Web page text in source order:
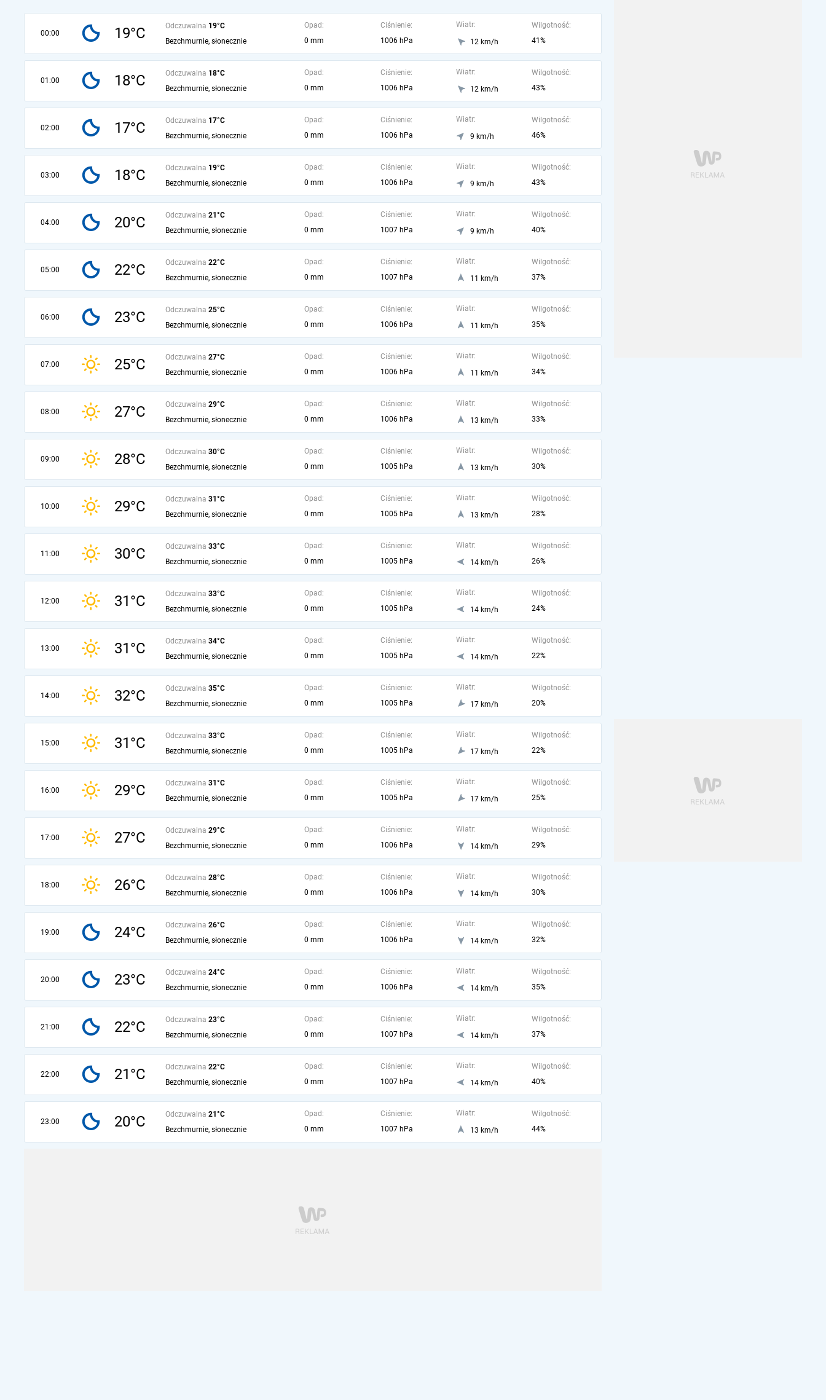
00:00 19°C Odczuwalna 19°C
Bezchmurnie, słonecznie
Opad:
0 mm
Ciśnienie:
1006 hPa
Wiatr:
12 km/h
Wilgotność:
41%
01:00 18°C Odczuwalna 18°C
Bezchmurnie, słonecznie
Opad:
0 mm
Ciśnienie:
1006 hPa
Wiatr:
12 km/h
Wilgotność:
43%
02:00 17°C Odczuwalna 17°C
Bezchmurnie, słonecznie
Opad:
0 mm
Ciśnienie:
1006 hPa
Wiatr:
9 km/h
Wilgotność:
46%
03:00 18°C Odczuwalna 19°C
Bezchmurnie, słonecznie
Opad:
0 mm
Ciśnienie:
1006 hPa
Wiatr:
9 km/h
Wilgotność:
43%
04:00 20°C Odczuwalna 21°C
Bezchmurnie, słonecznie
Opad:
0 mm
Ciśnienie:
1007 hPa
Wiatr:
9 km/h
Wilgotność:
40%
05:00 22°C Odczuwalna 22°C
Bezchmurnie, słonecznie
Opad:
0 mm
Ciśnienie:
1007 hPa
Wiatr:
11 km/h
Wilgotność:
37%
06:00 23°C Odczuwalna 25°C
Bezchmurnie, słonecznie
Opad:
0 mm
Ciśnienie:
1006 hPa
Wiatr:
11 km/h
Wilgotność:
35%
07:00 25°C Odczuwalna 27°C
Bezchmurnie, słonecznie
Opad:
0 mm
Ciśnienie:
1006 hPa
Wiatr:
11 km/h
Wilgotność:
34%
08:00 27°C Odczuwalna 29°C
Bezchmurnie, słonecznie
Opad:
0 mm
Ciśnienie:
1006 hPa
Wiatr:
13 km/h
Wilgotność:
33%
09:00 28°C Odczuwalna 30°C
Bezchmurnie, słonecznie
Opad:
0 mm
Ciśnienie:
1005 hPa
Wiatr:
13 km/h
Wilgotność:
30%
10:00 29°C Odczuwalna 31°C
Bezchmurnie, słonecznie
Opad:
0 mm
Ciśnienie:
1005 hPa
Wiatr:
13 km/h
Wilgotność:
28%
11:00 30°C Odczuwalna 33°C
Bezchmurnie, słonecznie
Opad:
0 mm
Ciśnienie:
1005 hPa
Wiatr:
14 km/h
Wilgotność:
26%
12:00 31°C Odczuwalna 33°C
Bezchmurnie, słonecznie
Opad:
0 mm
Ciśnienie:
1005 hPa
Wiatr:
14 km/h
Wilgotność:
24%
13:00 31°C Odczuwalna 34°C
Bezchmurnie, słonecznie
Opad:
0 mm
Ciśnienie:
1005 hPa
Wiatr:
14 km/h
Wilgotność:
22%
14:00 32°C Odczuwalna 35°C
Bezchmurnie, słonecznie
Opad:
0 mm
Ciśnienie:
1005 hPa
Wiatr:
17 km/h
Wilgotność:
20%
15:00 31°C Odczuwalna 33°C
Bezchmurnie, słonecznie
Opad:
0 mm
Ciśnienie:
1005 hPa
Wiatr:
17 km/h
Wilgotność:
22%
16:00 29°C Odczuwalna 31°C
Bezchmurnie, słonecznie
Opad:
0 mm
Ciśnienie:
1005 hPa
Wiatr:
17 km/h
Wilgotność:
25%
17:00 27°C Odczuwalna 29°C
Bezchmurnie, słonecznie
Opad:
0 mm
Ciśnienie:
1006 hPa
Wiatr:
14 km/h
Wilgotność:
29%
18:00 26°C Odczuwalna 28°C
Bezchmurnie, słonecznie
Opad:
0 mm
Ciśnienie:
1006 hPa
Wiatr:
14 km/h
Wilgotność:
30%
19:00 24°C Odczuwalna 26°C
Bezchmurnie, słonecznie
Opad:
0 mm
Ciśnienie:
1006 hPa
Wiatr:
14 km/h
Wilgotność:
32%
20:00 23°C Odczuwalna 24°C
Bezchmurnie, słonecznie
Opad:
0 mm
Ciśnienie:
1006 hPa
Wiatr:
14 km/h
Wilgotność:
35%
21:00 22°C Odczuwalna 23°C
Bezchmurnie, słonecznie
Opad:
0 mm
Ciśnienie:
1007 hPa
Wiatr:
14 km/h
Wilgotność:
37%
22:00 21°C Odczuwalna 22°C
Bezchmurnie, słonecznie
Opad:
0 mm
Ciśnienie:
1007 hPa
Wiatr:
14 km/h
Wilgotność:
40%
23:00 20°C Odczuwalna 21°C
Bezchmurnie, słonecznie
Opad:
0 mm
Ciśnienie:
1007 hPa
Wiatr:
13 km/h
Wilgotność:
44%